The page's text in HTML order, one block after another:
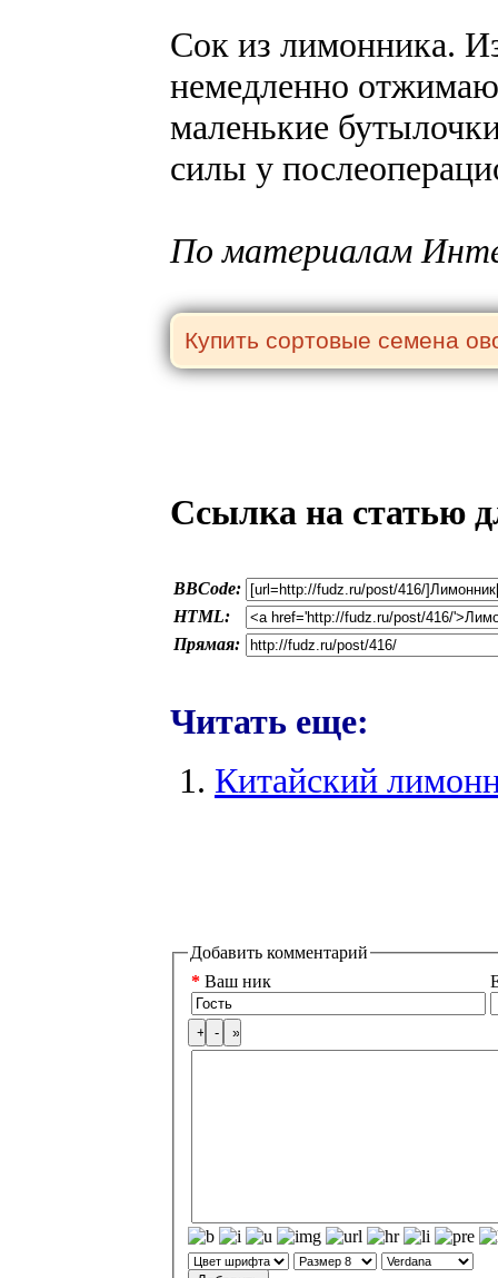
Сок из лимонника.
немедленно
маленькие
силы у
По материалам
Ссылка на статью
BBCode:
HTML:
Прямая:
Читать еще:
Китайский
Добавить комментарий
* Ваш ник